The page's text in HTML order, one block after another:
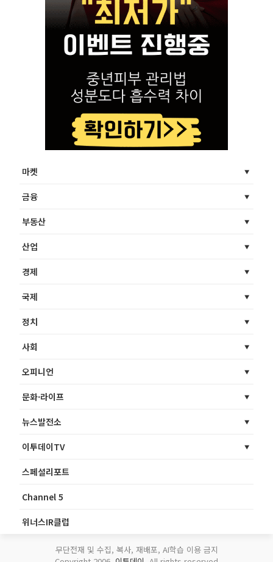
마켓
금융
부동산
산업
경제
국제
정치
사회
오피니언
문화·라이프
뉴스발전소
이투데이TV
스페셜리포트
Channel 5
위너스IR클럽
무단전재 및 수집, 복사, 재배포, AI학습 이용 금지